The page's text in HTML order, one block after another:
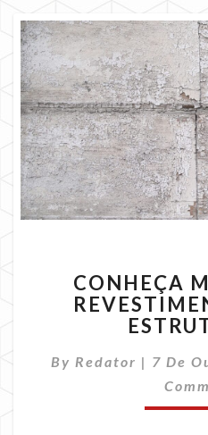
CONHEÇA
By Redator | 7 De